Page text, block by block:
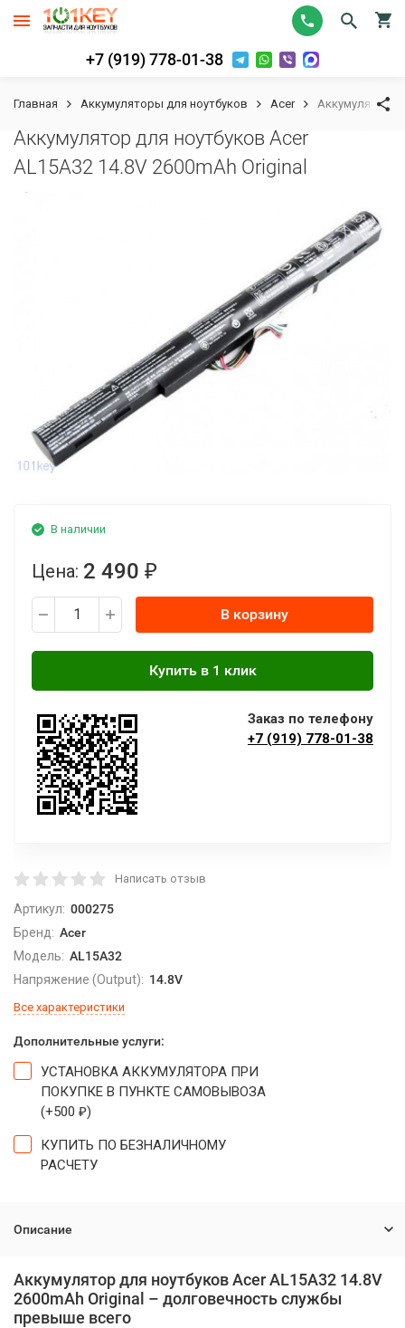
+7 (919) 778-01-38
Главная Аккумуляторы для ноутбуков Acer Аккумулятор
Аккумулятор для ноутбуков Acer
AL15A32 14.8V 2600mAh Original
В наличии
Цена: 2 490 ₽
В корзину
Заказ по телефону
+7 (919) 778-01-38
Написать отзыв
Артикул: 000275
Бренд: Acer
Модель: AL15A32
Напряжение (Output): 14.8V
Все характеристики
Дополнительные услуги:
УСТАНОВКА АККУМУЛЯТОРА ПРИ
ПОКУПКЕ В ПУНКТЕ САМОВЫВОЗА
(+500 ₽)
КУПИТЬ ПО БЕЗНАЛИЧНОМУ
РАСЧЕТУ
Описание
Аккумулятор для ноутбуков Acer AL15A32 14.8V
2600mAh Original – долговечность службы
превыше всего